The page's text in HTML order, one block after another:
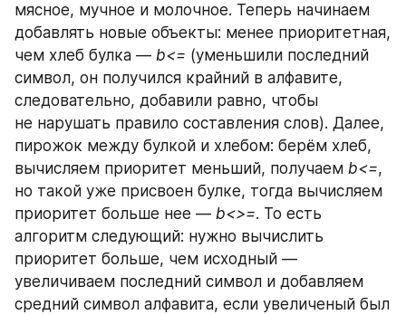
мясное, мучное и молочное. Теперь начинаем
добавлять новые объекты: менее приоритетная,
чем хлеб булка — b<= (уменьшили последний
символ, он получился крайний в алфавите,
следовательно, добавили равно, чтобы
не нарушать правило составления слов). Далее,
пирожок между булкой и хлебом: берём хлеб,
вычисляем приоритет меньший, получаем b<=,
но такой уже присвоен булке, тогда вычисляем
приоритет больше нее — b<>=. То есть
алгоритм следующий: нужно вычислить
приоритет больше, чем исходный —
увеличиваем последний символ и добавляем
средний символ алфавита, если увеличеный был